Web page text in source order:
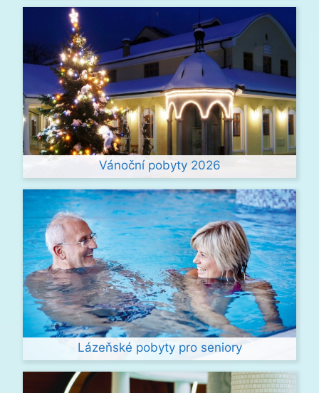
Vánoční pobyty 2026
Lázeňské pobyty pro seniory